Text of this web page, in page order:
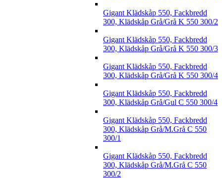
Gigant Klädskåp 550, Fackbredd
300, Klädskåp Grå/Grå K 550 300/2
Gigant Klädskåp 550, Fackbredd
300, Klädskåp Grå/Grå K 550 300/3
Gigant Klädskåp 550, Fackbredd
300, Klädskåp Grå/Grå K 550 300/4
Gigant Klädskåp 550, Fackbredd
300, Klädskåp Grå/Gul C 550 300/4
Gigant Klädskåp 550, Fackbredd
300, Klädskåp Grå/M.Grå C 550
300/1
Gigant Klädskåp 550, Fackbredd
300, Klädskåp Grå/M.Grå C 550
300/2